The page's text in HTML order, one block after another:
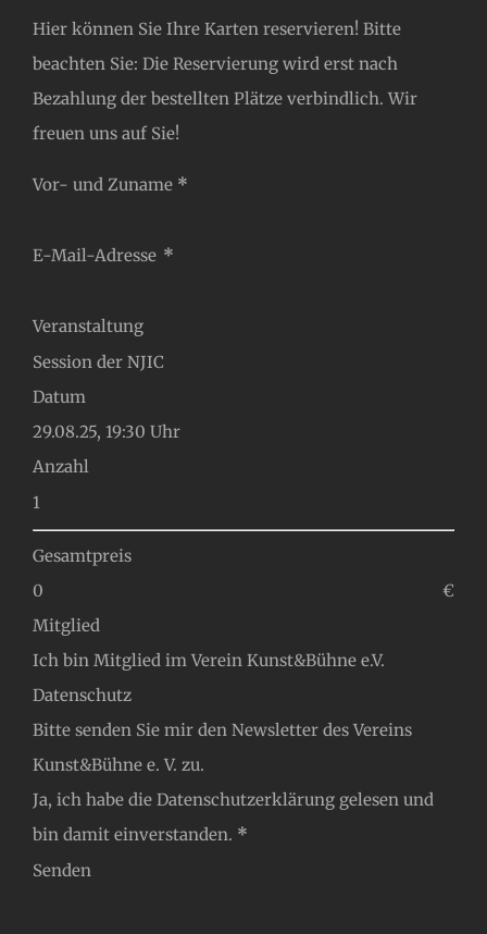
Hier können Sie Ihre Karten reservieren! Bitte
beachten Sie: Die Reservierung wird erst nach
Bezahlung der bestellten Plätze verbindlich. Wir
freuen uns auf Sie!
Abschnitt
Vor- und Zuname *
E-Mail-Adresse *
Veranstaltung
Datum
Anzahl
Gesamtpreis
€
Mitglied
Ich bin Mitglied im Verein Kunst&Bühne e.V.
Datenschutz
Bitte senden Sie mir den Newsletter des Vereins
Kunst&Bühne e. V. zu.
Ja, ich habe die Datenschutzerklärung gelesen und
bin damit einverstanden. *
Senden